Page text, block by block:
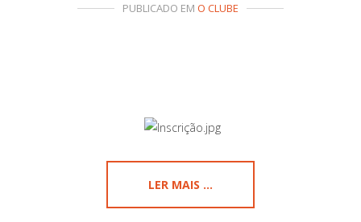
PUBLICADO EM O CLUBE
LER MAIS ...